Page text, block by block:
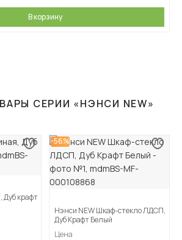
В корзину
СЕРИИ «НЭНСИ NEW»
Дуб крафт
-56%
Нэнси NEW Шкаф-стекло ЛДСП,
Дуб Крафт Белый
Цена